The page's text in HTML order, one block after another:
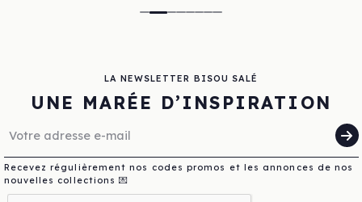
LA NEWSLETTER BISOU SALÉ
UNE MARÉE D’INSPIRATION
Recevez régulièrement nos codes promos et les annonces de nos
nouvelles collections 💌